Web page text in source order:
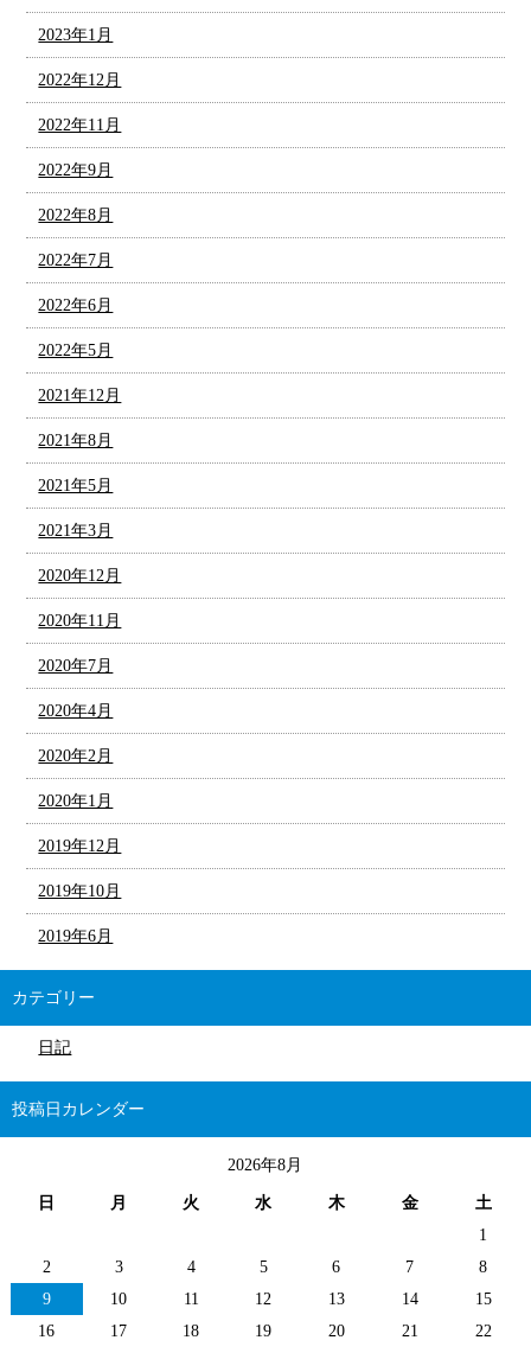
2023年1月
2022年12月
2022年11月
2022年9月
2022年8月
2022年7月
2022年6月
2022年5月
2021年12月
2021年8月
2021年5月
2021年3月
2020年12月
2020年11月
2020年7月
2020年4月
2020年2月
2020年1月
2019年12月
2019年10月
2019年6月
カテゴリー
日記
投稿日カレンダー
2026年8月
日 月 火 水 木 金
土
1
2
3 4 5 6 7
8
9
10 11 12 13 14
15
16
17 18 19 20 21 22